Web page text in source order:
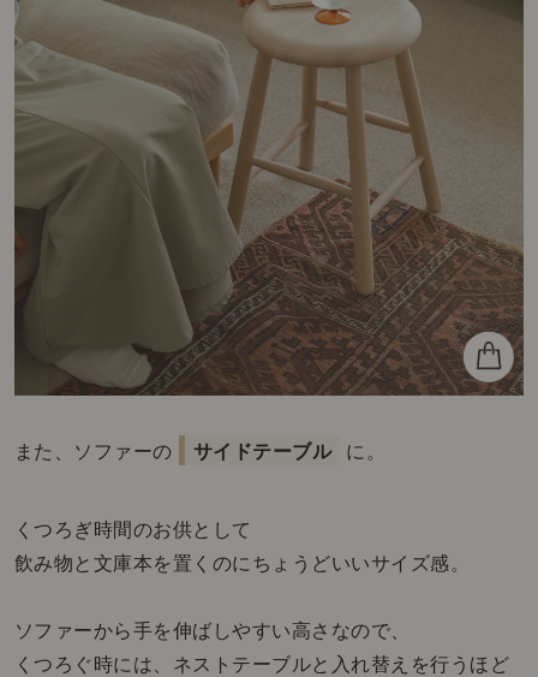
また、ソファーの サイドテーブル に。
くつろぎ時間のお供として
飲み物と文庫本を置くのにちょうどいいサイズ感。
ソファーから手を伸ばしやすい高さなので、
くつろぐ時には、ネストテーブルと入れ替えを行うほど